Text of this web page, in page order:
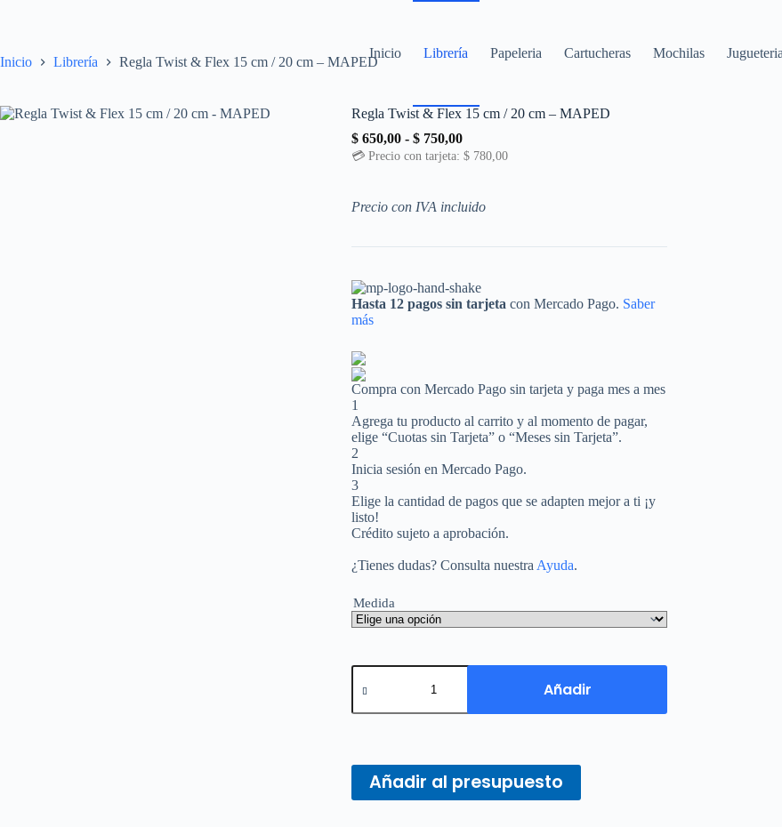
Inicio
Librería Papeleria Cartucheras Mochilas Jugueteria
Inicio Librería Regla Twist & Flex 15 cm / 20 cm – MAPED
Regla Twist & Flex 15 cm / 20 cm – MAPED
$ 650,00 - $ 750,00Rango
de
$ 650,00
💳 Precio con tarjeta: $ 780,00
Precio con IVA incluido
Hasta 12 pagos sin tarjeta con Mercado Pago. Saber
más
Compra con Mercado Pago sin tarjeta y paga mes a mes
1
Agrega tu producto al carrito y al momento de pagar,
elige “Cuotas sin Tarjeta” o “Meses sin Tarjeta”.
2
Inicia sesión en Mercado Pago.
3
Elige la cantidad de pagos que se adapten mejor a ti ¡y
listo!
Crédito sujeto a aprobación.
¿Tienes dudas? Consulta nuestra Ayuda.
Medida
Regla
Twist
Flex
/
Añadir
Añadir al presupuesto